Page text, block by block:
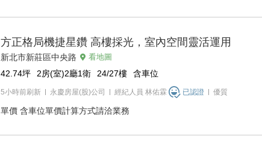
方正格局機捷星鑽 高樓採光，室內空間靈活運用
新北市新莊區中央路 看地圖
42.74坪 2房(室)2廳1衛 24/27樓 含車位
5小時前刷新 永慶房屋(股)公司 經紀人員 林佑霖 已認證 優質
單價 含車位單價計算方式請洽業務